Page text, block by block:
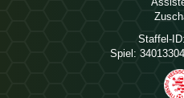
Staffel-ID:
Spiel: